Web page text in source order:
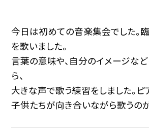
今日は初めての音楽集会でした。
を歌いました。
言葉の意味や、自分のイメージな
ら、
大きな声で歌う練習をしました。ピ
子供たちが向き合いながら歌うの